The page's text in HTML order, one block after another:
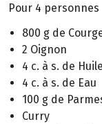
Pour 4 personnes
800 g de
2 Oignon
4 c. à s. de
4 c. à s. de Eau
100 g de
Curry